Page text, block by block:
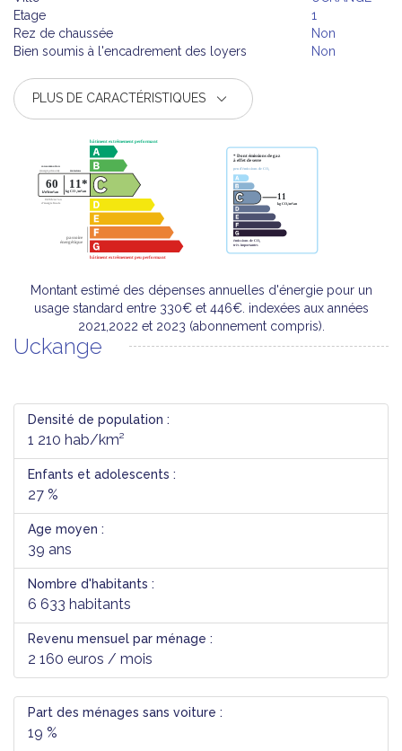
Etage
1
Rez de chaussée
Non
Bien soumis à l'encadrement des loyers
Non
PLUS DE CARACTÉRISTIQUES
Montant estimé des dépenses annuelles d'énergie pour un
usage standard entre 330€ et 446€. indexées aux années
2021,2022 et 2023 (abonnement compris).
Uckange
Densité de population :
1 210 hab/km²
Enfants et adolescents :
27 %
Age moyen :
39 ans
Nombre d'habitants :
6 633 habitants
Revenu mensuel par ménage :
2 160 euros / mois
Part des ménages sans voiture :
19 %